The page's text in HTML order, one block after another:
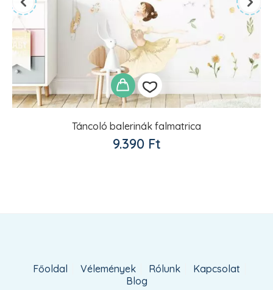
Táncoló balerinák falmatrica
9.390 Ft
Kedvencekhez
Főoldal Vélemények Rólunk
Kapcsolat
Blog